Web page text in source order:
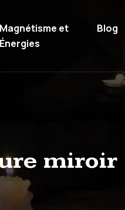
Magnétisme et
Énergies
Blog
miroir